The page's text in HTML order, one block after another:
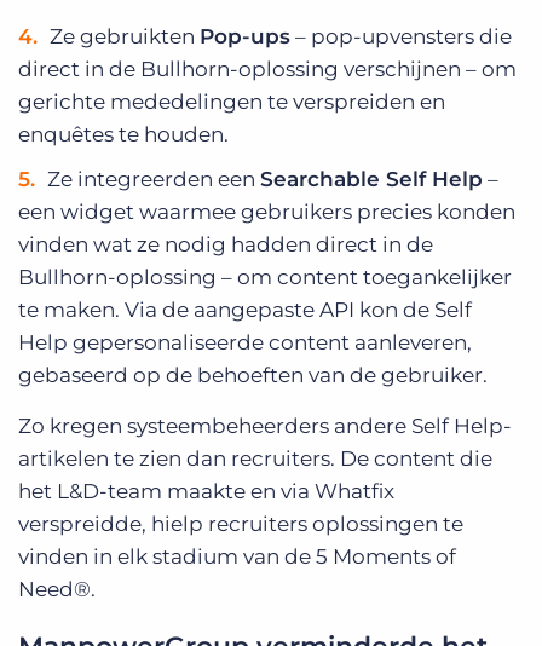
Ze gebruikten Pop-ups – pop-upvensters die
direct in de Bullhorn-oplossing verschijnen – om
gerichte mededelingen te verspreiden en
enquêtes te houden.
Ze integreerden een Searchable Self Help –
een widget waarmee gebruikers precies konden
vinden wat ze nodig hadden direct in de
Bullhorn-oplossing – om content toegankelijker
te maken. Via de aangepaste API kon de Self
Help gepersonaliseerde content aanleveren,
gebaseerd op de behoeften van de gebruiker.
Zo kregen systeembeheerders andere Self Help-
artikelen te zien dan recruiters. De content die
het L&D-team maakte en via Whatfix
verspreidde, hielp recruiters oplossingen te
vinden in elk stadium van de 5 Moments of
Need®.